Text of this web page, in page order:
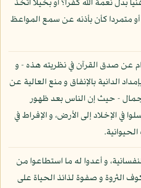
بدل نعمة الله كفرا؟ أو بخيلا اتخذ
متمردا كأن بأذنه عن سمع المواعظ
عن صدق القرآن في نظريته هذه - و
الدانية بالإنفاق و منع العالية عن
- حيث إن الناس بعد ظهور
في الإخلاد إلى الأرض، و الإفراط في
و أعدوا له ما استطاعوا من
الثروة و صفوة لذائذ الحياة على